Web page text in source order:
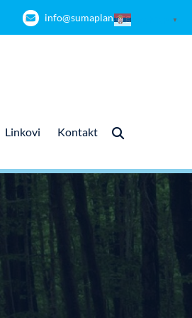
info@sumaplan.org
Linkovi Kontakt
▼